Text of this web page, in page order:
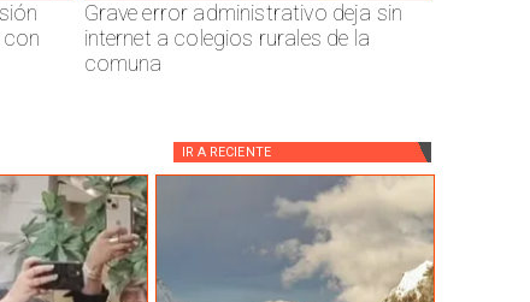
Grave error administrativo deja sin
internet a colegios rurales de la
comuna
IR A RECIENTE